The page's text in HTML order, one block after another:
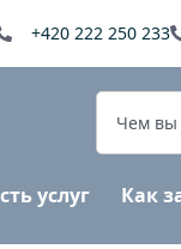
+420 222 250 233
услуг Как